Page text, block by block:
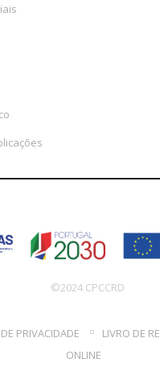
©2024 CPCCRD
PRIVACIDADE
LIVRO DE
ONLINE